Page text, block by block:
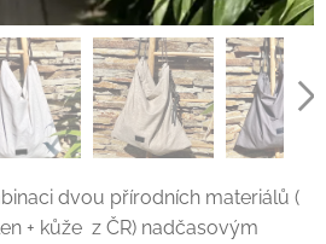
dvou přírodních materiálů (
+ kůže z ČR) nadčasovým